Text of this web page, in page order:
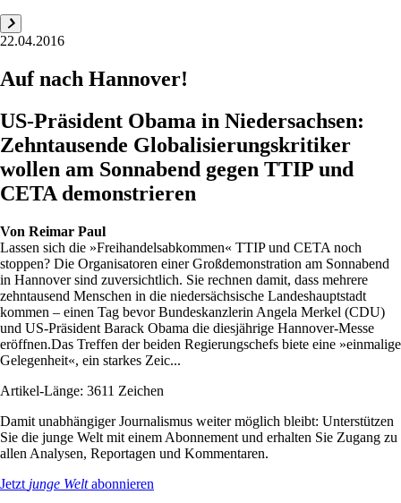
22.04.2016
Auf nach Hannover!
US-Präsident Obama in Niedersachsen:
Zehntausende Globalisierungskritiker
wollen am Sonnabend gegen TTIP und
CETA demonstrieren
Von Reimar Paul
Lassen sich die »Freihandelsabkommen« TTIP und CETA noch
stoppen? Die Organisatoren einer Großdemonstration am Sonnabend
in Hannover sind zuversichtlich. Sie rechnen damit, dass mehrere
zehntausend Menschen in die niedersächsische Landeshauptstadt
kommen – einen Tag bevor Bundeskanzlerin Angela Merkel (CDU)
und US-Präsident Barack Obama die diesjährige Hannover-Messe
eröffnen.Das Treffen der beiden Regierungschefs biete eine »einmalige
Gelegenheit«, ein starkes Zeic...
Artikel-Länge: 3611 Zeichen
Damit unabhängiger Journalismus weiter möglich bleibt: Unterstützen
Sie die junge Welt mit einem Abonnement und erhalten Sie Zugang zu
allen Analysen, Reportagen und Kommentaren.
Jetzt junge Weltabonnieren